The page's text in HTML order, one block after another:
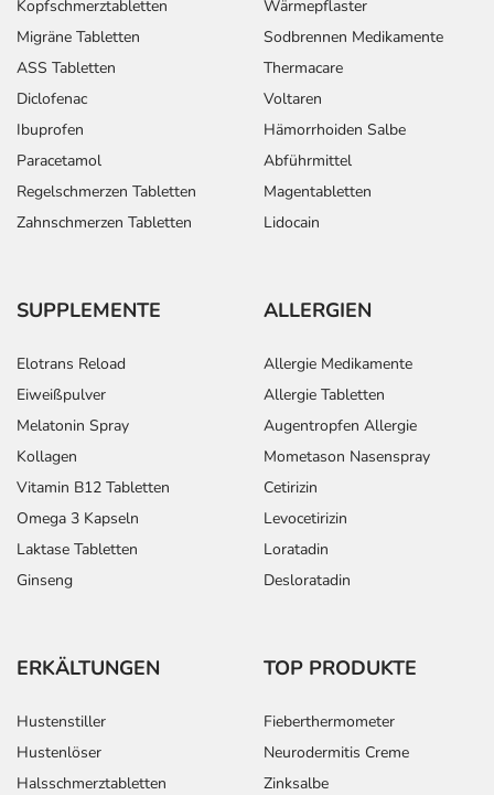
Kopfschmerztabletten
Migräne Tabletten
ASS Tabletten
Diclofenac
Ibuprofen
Paracetamol
Regelschmerzen Tabletten
Zahnschmerzen Tabletten
Wärmepflaster
Sodbrennen Medikamente
Thermacare
Voltaren
Hämorrhoiden Salbe
Abführmittel
Magentabletten
Lidocain
SUPPLEMENTE
Elotrans Reload
Eiweißpulver
Melatonin Spray
Kollagen
Vitamin B12 Tabletten
Omega 3 Kapseln
Laktase Tabletten
Ginseng
ALLERGIEN
Allergie Medikamente
Allergie Tabletten
Augentropfen Allergie
Mometason Nasenspray
Cetirizin
Levocetirizin
Loratadin
Desloratadin
ERKÄLTUNGEN
Hustenstiller
Hustenlöser
Halsschmerztabletten
TOP PRODUKTE
Fieberthermometer
Neurodermitis Creme
Zinksalbe